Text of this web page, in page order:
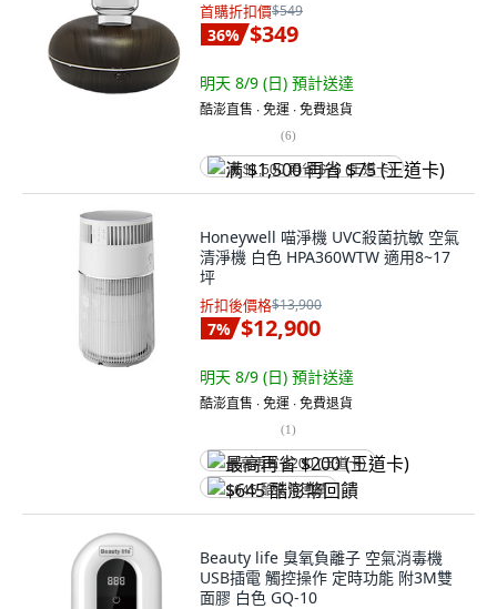
首購折扣價$549
36% $349
明天 8/9 (日) 預計送達
酷澎直售 ∙ 免運 ∙ 免費退貨
(6)
满 $1,500 再省 $75 (王道卡)
Honeywell 喵淨機 UVC殺菌抗敏 空氣
清淨機 白色 HPA360WTW 適用8~17
坪
折扣後價格$13,900
7% $12,900
明天 8/9 (日) 預計送達
酷澎直售 ∙ 免運 ∙ 免費退貨
(1)
最高再省 $200 (王道卡)
$645 酷澎幣回饋
Beauty life 臭氧負離子 空氣消毒機
USB插電 觸控操作 定時功能 附3M雙
面膠 白色 GQ-10